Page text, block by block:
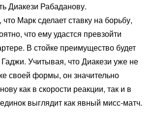
Диакези Рабаданову.
Марк сделает ставку на борьбу,
что ему удастся превзойти
В стойке преимущество будет
Учитывая, что Диакези уже не
своей формы, он значительно
как в скорости реакции, так и в
выглядит как явный мисс-матч.